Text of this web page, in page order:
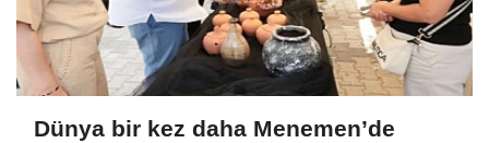
Dünya bir kez daha Menemen’de